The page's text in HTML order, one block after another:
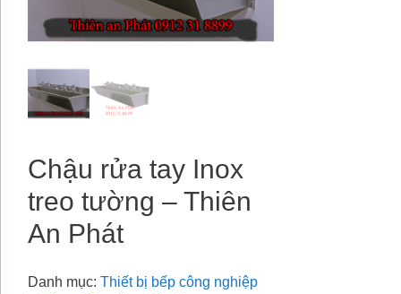
Chậu rửa tay Inox
treo tường – Thiên
An Phát
Danh mục: Thiết bị bếp công nghiệp